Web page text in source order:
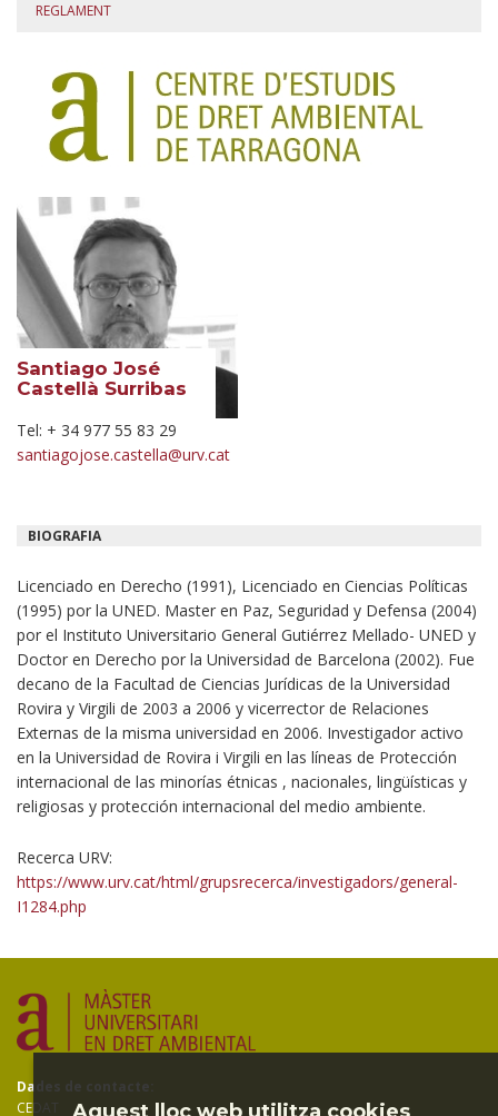
REGLAMENT
Santiago José
Castellà Surribas
Tel: + 34 977 55 83 29
santiagojose.castella@urv.cat
BIOGRAFIA
Licenciado en Derecho (1991), Licenciado en Ciencias Políticas
(1995) por la UNED. Master en Paz, Seguridad y Defensa (2004)
por el Instituto Universitario General Gutiérrez Mellado- UNED y
Doctor en Derecho por la Universidad de Barcelona (2002). Fue
decano de la Facultad de Ciencias Jurídicas de la Universidad
Rovira y Virgili de 2003 a 2006 y vicerrector de Relaciones
Externas de la misma universidad en 2006. Investigador activo
en la Universidad de Rovira i Virgili en las líneas de Protección
internacional de las minorías étnicas , nacionales, lingüísticas y
religiosas y protección internacional del medio ambiente.
Recerca URV:
https://www.urv.cat/html/grupsrecerca/investigadors/general-
I1284.php
Dades de contacte:
CEDAT